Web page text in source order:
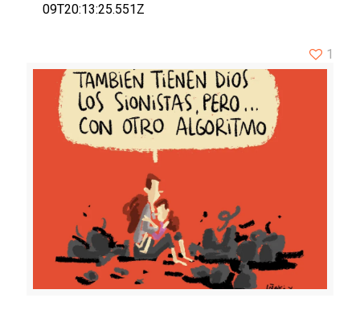
09T20:13:25.551Z
1